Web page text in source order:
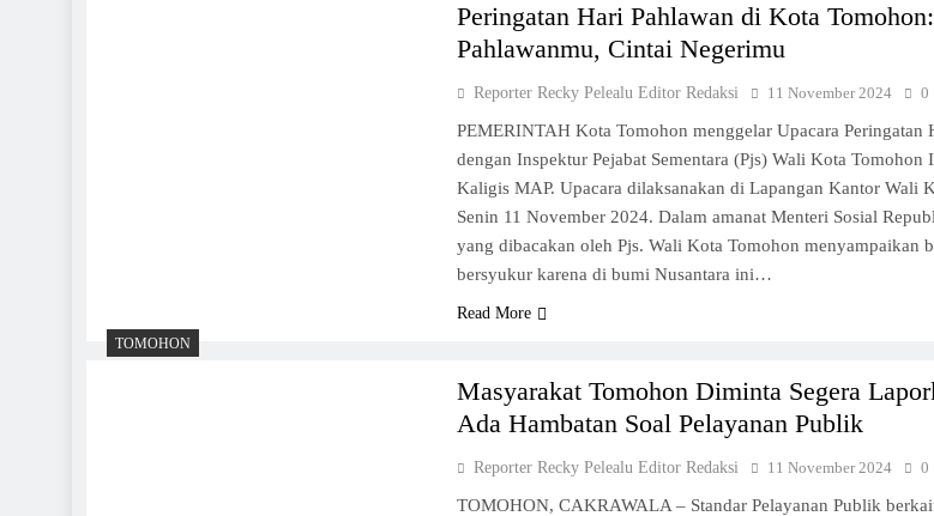
Peringatan Hari Pahlawan di Kota
Pahlawanmu, Cintai Negerimu
Reporter Recky Pelealu Editor Redaksi 11 November 2024 0
PEMERINTAH Kota Tomohon menggelar Upacara Peringatan
dengan Inspektur Pejabat Sementara (Pjs) Wali Kota Tomohon
Kaligis MAP. Upacara dilaksanakan di Lapangan Kantor Wali
Senin 11 November 2024. Dalam amanat Menteri Sosial
yang dibacakan oleh Pjs. Wali Kota Tomohon menyampaikan
bersyukur karena di bumi Nusantara ini…
Read More
TOMOHON
Masyarakat Tomohon Diminta Segera
Ada Hambatan Soal Pelayanan Publik
Reporter Recky Pelealu Editor Redaksi 11 November 2024 0
TOMOHON, CAKRAWALA – Standar Pelayanan Publik